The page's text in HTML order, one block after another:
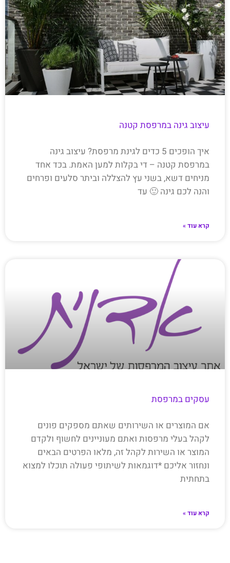
עיצוב גינה במרפסת קטנה
איך הופכים 5 כדים לגינת מרפסת? עיצוב גינה
במרפסת קטנה – די בקלות למען האמת. בכד אחד
מניחים דשא, בשני עץ להצללה וביתר סלעים ופרחים
והנה לכם גינה 🙂 עד
קרא עוד »
עסקים במרפסת
אם המוצרים או השירותים שאתם מספקים פונים
לקהל בעלי מרפסות ואתם מעוניינים לחשוף ולקדם
המוצר או השירות לקהל זה, מלאו הפרטים הבאים
ונחזור אליכם *דוגמאות לשיתופי פעולה תוכלו למצוא
בתחתית
קרא עוד »